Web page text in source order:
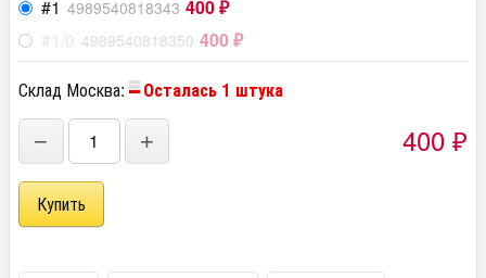
#1 4989540818343 400₽
#1/0 4989540818350 400₽
Склад Москва: Осталась 1 штука
− + 400 ₽